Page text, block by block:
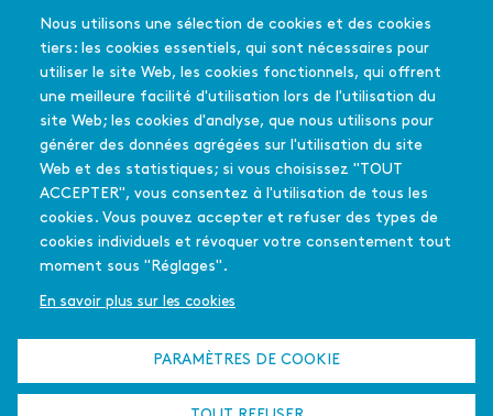
Nous utilisons une sélection de cookies et des cookies
tiers: les cookies essentiels, qui sont nécessaires pour
utiliser le site Web, les cookies fonctionnels, qui offrent
une meilleure facilité d'utilisation lors de l'utilisation du
site Web; les cookies d'analyse, que nous utilisons pour
générer des données agrégées sur l'utilisation du site
Web et des statistiques; si vous choisissez "TOUT
ACCEPTER", vous consentez à l'utilisation de tous les
cookies. Vous pouvez accepter et refuser des types de
cookies individuels et révoquer votre consentement tout
moment sous "Réglages".
En savoir plus sur les cookies
PARAMÈTRES DE COOKIE
pied
de
page
Les salles du réseau
Les coups de coeur
Les films soutenus
CINÉMA
En quelques mots
Mode d'emploi
FAQ
Édition 2025-26
PASSEURS
D'IMAGES
En quelques mots
La déclinaison
francilienne
L'été culturel
Menu
secondaire
L'équipe - Contact
Partenaires
Qui sommes-nous
?